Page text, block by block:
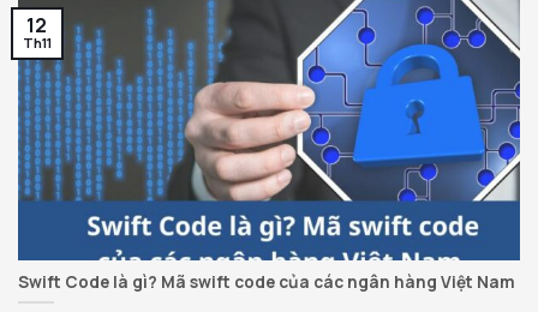
Swift Code là gì? Mã swift code của các ngân hàng Việt Nam
12
Th11